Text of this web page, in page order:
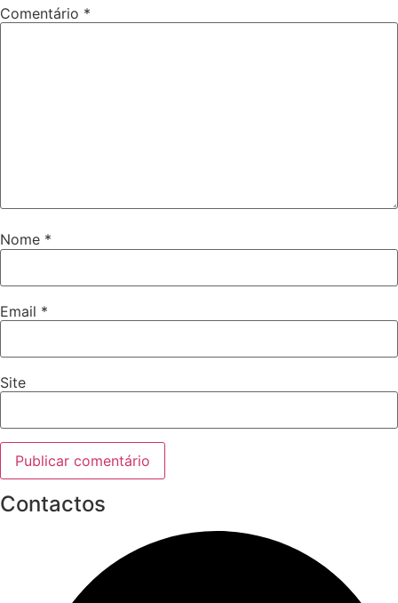
Comentário *
Nome *
Email *
Site
Contactos